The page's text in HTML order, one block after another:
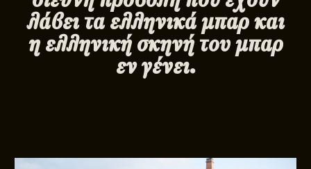
λάβει τα ελληνικά μπαρ και
η ελληνική σκηνή του μπαρ
εν γένει.